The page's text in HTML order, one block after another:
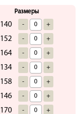
Размеры
140 - +
152 - +
164 - +
134 - +
158 - +
146 - +
170 - +